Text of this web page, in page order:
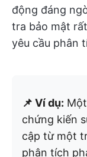
động đáng
tra bảo mật
yêu cầu phân
📌 Ví dụ:
chứng kiến
cập từ một
phân tích